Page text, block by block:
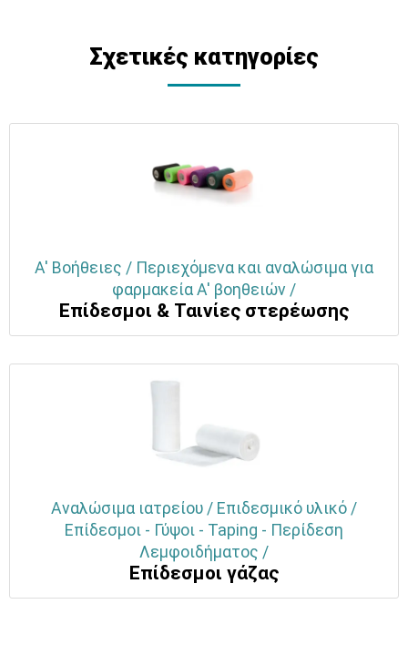
Σχετικές κατηγορίες
Α' Βοήθειες / Περιεχόμενα και αναλώσιμα για
φαρμακεία Α' βοηθειών /
Επίδεσμοι & Ταινίες στερέωσης
Αναλώσιμα ιατρείου / Επιδεσμικό υλικό /
Επίδεσμοι - Γύψοι - Taping - Περίδεση
Λεμφοιδήματος /
Επίδεσμοι γάζας